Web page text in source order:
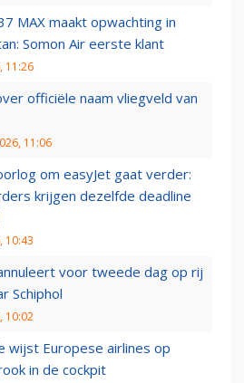
MAX maakt opwachting in
Somon Air eerste klant
11:26
officiële naam vliegveld van
11:06
om easyJet gaat verder:
krijgen dezelfde deadline
10:43
voor tweede dag op rij
Schiphol
10:02
wijst Europese airlines op
in de cockpit